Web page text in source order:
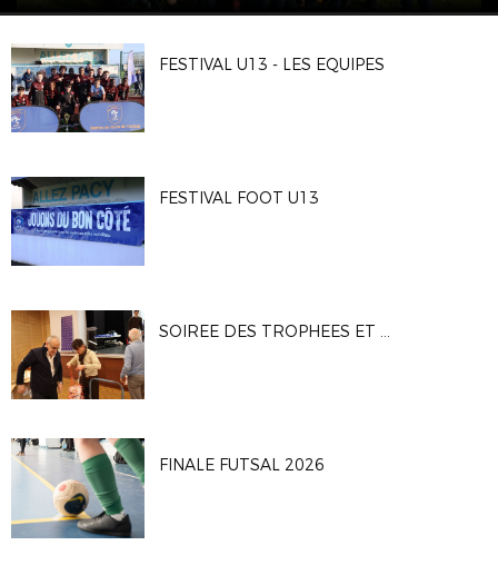
FESTIVAL U13 - LES EQUIPES
FESTIVAL FOOT U13
SOIREE DES TROPHEES ET DES BENEVOLES
FINALE FUTSAL 2026